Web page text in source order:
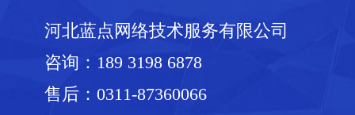
河北蓝点网络技术服务有限公司
咨询： 189 3198 6878
售后： 0311-87360066